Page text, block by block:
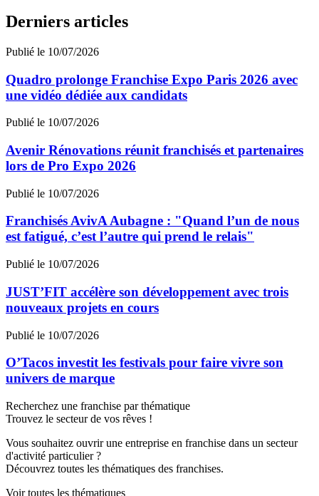
Derniers articles
Publié le 10/07/2026
Quadro prolonge Franchise Expo Paris 2026 avec
une vidéo dédiée aux candidats
Publié le 10/07/2026
Avenir Rénovations réunit franchisés et partenaires
lors de Pro Expo 2026
Publié le 10/07/2026
Franchisés AvivA Aubagne : "Quand l’un de nous
est fatigué, c’est l’autre qui prend le relais"
Publié le 10/07/2026
JUST’FIT accélère son développement avec trois
nouveaux projets en cours
Publié le 10/07/2026
O’Tacos investit les festivals pour faire vivre son
univers de marque
Recherchez une franchise par thématique
Trouvez le secteur de vos rêves !
Vous souhaitez ouvrir une entreprise en franchise dans un secteur
d'activité particulier ?
Découvrez toutes les thématiques des franchises.
Voir toutes les thématiques